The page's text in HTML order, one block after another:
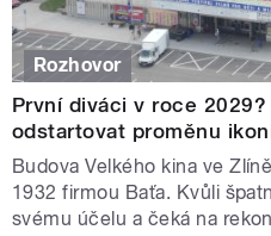
Rozhovor
První diváci v roce
odstartovat proměnu
Budova Velkého kina ve
1932 firmou Baťa. Kvůli
svému účelu a čeká na